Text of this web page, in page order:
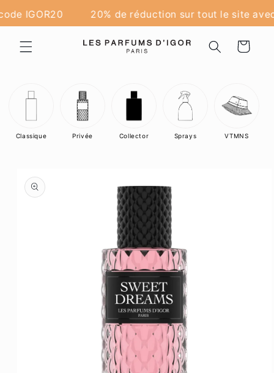
IGOR20 20% de réduction sur tout le site avec
passer
au
Panier
Classique Privée Collector Sprays VTMNS
informations
produits